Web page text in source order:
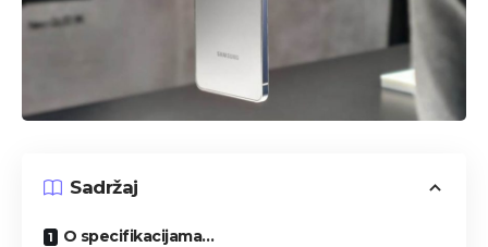
Sadržaj
O specifikacijama…